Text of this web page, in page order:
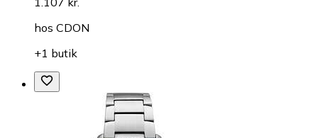
hos CDON
+1 butik